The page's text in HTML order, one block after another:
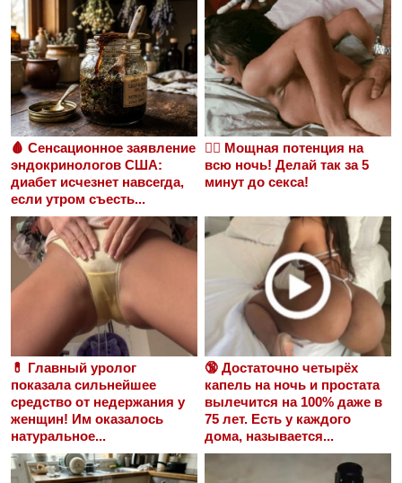
🩸 Сенсационное заявление
эндокринологов США:
диабет исчезнет навсегда,
если утром съесть...
❤️‍🔥 Мощная потенция на
всю ночь! Делай так за 5
минут до секса!
💊 Главный уролог
показала сильнейшее
средство от недержания у
женщин! Им оказалось
натуральное...
🔞 Достаточно четырёх
капель на ночь и простата
вылечится на 100% даже в
75 лет. Есть у каждого
дома, называется...